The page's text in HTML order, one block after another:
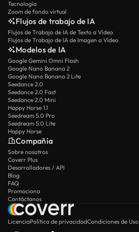
Tecnología
Zoom de fondo virtual
Flujos de trabajo de IA
Flujos de Trabajo de IA de Texto a Vídeo
Flujos de Trabajo de IA de Imagen a Vídeo
Modelos de IA
Google Gemini Omni Flash
Google Nano Banana 2
Google Nano Banana 2 Lite
Seedance 2.0
Seedance 2.0 Fast
Seedance 2.0 Mini
Happy Horse 1.1
Seedream 5.0 Pro
Seedream 5.0 Lite
Happy Horse
Compañía
Sobre nosotros
Coverr Plus
Desarrolladores / API
Blog
FAQ
Promociona
Contáctanos
LicenciaPolítica de privacidadCondiciones de Uso